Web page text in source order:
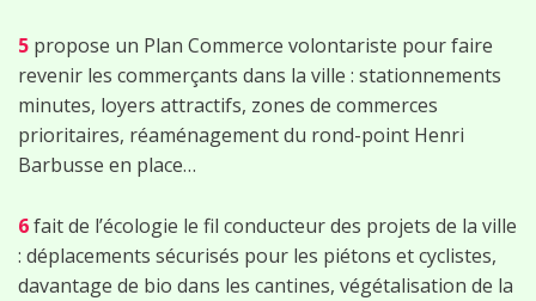
5 propose un Plan Commerce volontariste pour faire
revenir les commerçants dans la ville : stationnements
minutes, loyers attractifs, zones de commerces
prioritaires, réaménagement du rond-point Henri
Barbusse en place…
6fait de l’écologie le fil conducteur des projets de la ville
: déplacements sécurisés pour les piétons et cyclistes,
davantage de bio dans les cantines, végétalisation de la